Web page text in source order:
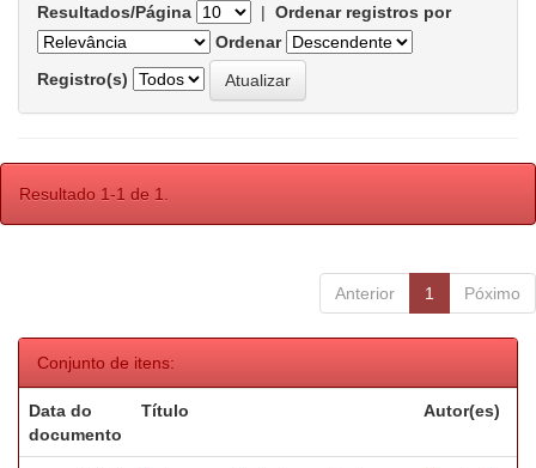
Resultados/Página | Ordenar registros por
Ordenar
Registro(s)
Resultado 1-1 de 1.
Anterior 1 Póximo
Conjunto de itens:
Data do
documento
Título Autor(es)